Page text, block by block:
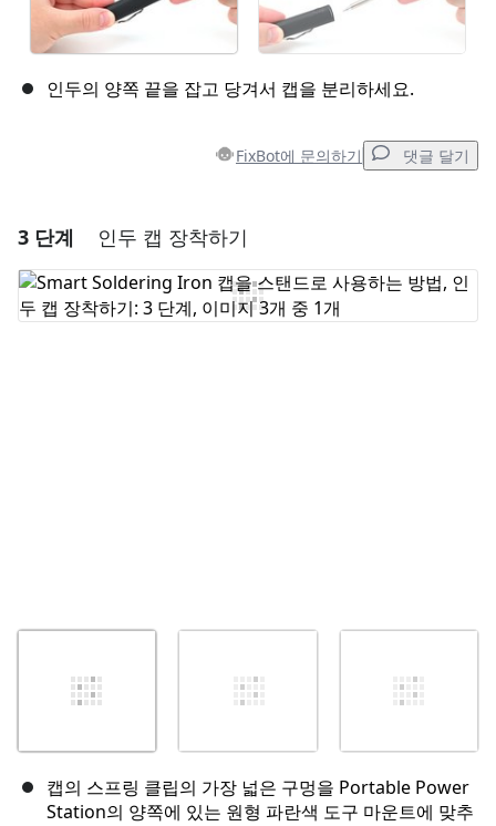
인두의 양쪽 끝을 잡고 당겨서 캡을 분리하세요.
FixBot에 문의하기 댓글 달기
댓글 달기
댓글 쓰기
3 단계 인두 캡 장착하기
캡의 스프링 클립의 가장 넓은 구멍을 Portable Power
Station의 양쪽에 있는 원형 파란색 도구 마운트에 맞추